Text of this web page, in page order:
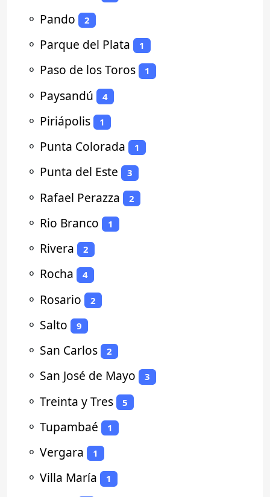
⚬ Pando 2
⚬ Parque del Plata 1
⚬ Paso de los Toros 1
⚬ Paysandú 4
⚬ Piriápolis 1
⚬ Punta Colorada 1
⚬ Punta del Este 3
⚬ Rafael Perazza 2
⚬ Rio Branco 1
⚬ Rivera 2
⚬ Rocha 4
⚬ Rosario 2
⚬ Salto 9
⚬ San Carlos 2
⚬ San José de Mayo 3
⚬ Treinta y Tres 5
⚬ Tupambaé 1
⚬ Vergara 1
⚬ Villa María 1